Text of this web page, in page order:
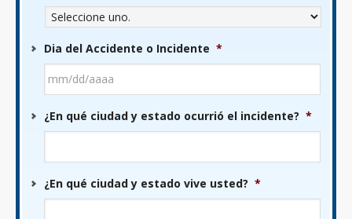
Dia del Accidente o Incidente *
barra
¿En qué ciudad y estado ocurrió el incidente? *
¿En qué ciudad y estado vive usted? *